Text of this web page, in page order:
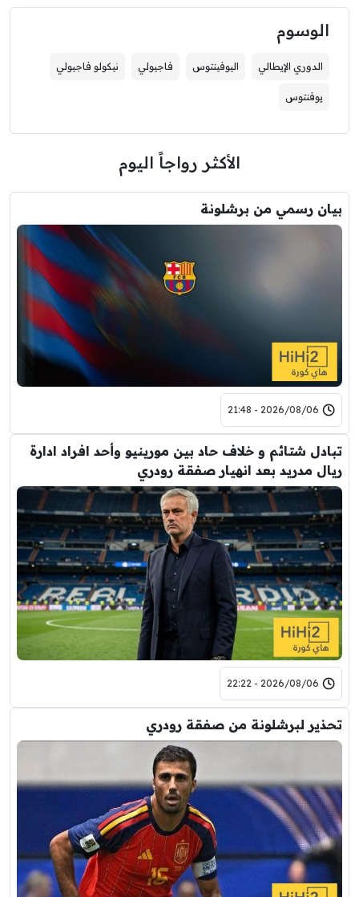
الوسوم
الدوري الإيطالي اليوفينتوس فاجيولي نيكولو فاجيولي
يوفنتوس
الأكثر رواجاً اليوم
بيان رسمي من برشلونة
2026/08/06 - 21:48
تبادل شتائم و خلاف حاد بين مورينيو وأحد افراد ادارة
ريال مدريد بعد انهيار صفقة رودري
2026/08/06 - 22:22
تحذير لبرشلونة من صفقة رودري